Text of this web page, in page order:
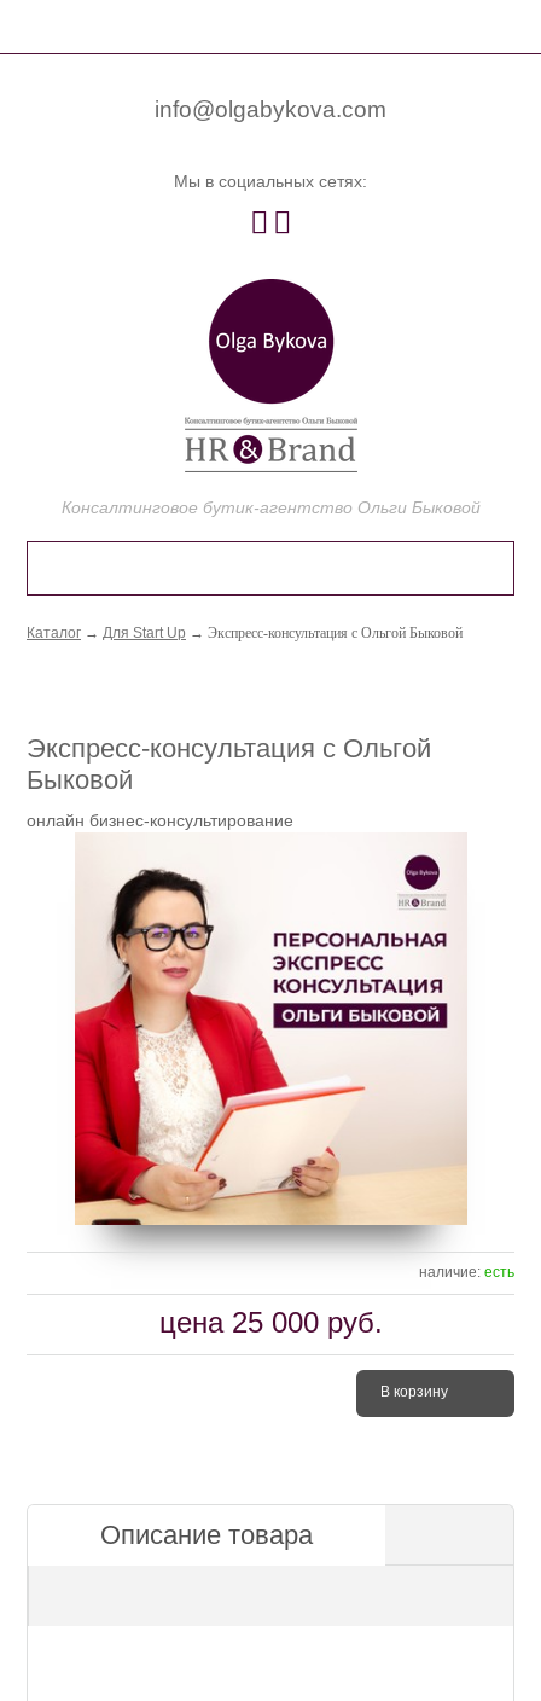
info@olgabykova.com
Мы в социальных сетях:
 
Консалтинговое бутик-агентство Ольги Быковой
Каталог → Для Start Up → Экспресс-консультация с Ольгой Быковой
Экспресс-консультация с Ольгой
Быковой
онлайн бизнес-консультирование
наличие: есть
цена 25 000руб.
В корзину
Описание товара